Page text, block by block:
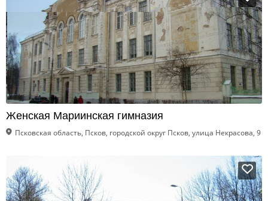
Женская Мариинская гимназия
Псковская область, Псков, городской округ Псков, улица Некрасова, 9